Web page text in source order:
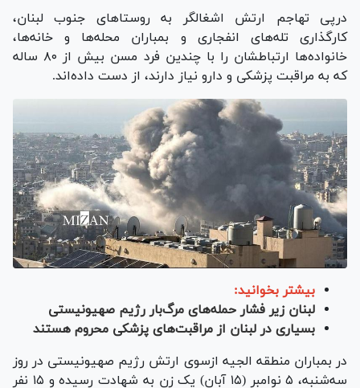
درپی تهاجم ارتش اشغالگر به روستا‌های جنوب لبنان،
کارگذاری تله‌های انفجاری و بمباران محله‌ها و خانه‌ها،
خانواده‌ها ارتباطشان را با چندین فرد مسن بیش از ۸۰ ساله
که به مراقبت پزشکی و دارو نیاز دارند، از دست داده‌اند.
بیشتر بخوانید:
لبنان زیر فشار حمله‌های مرگ‌بار رژیم صهیونیستی
بسیاری در لبنان از مراقبت‌های پزشکی محروم هستند
در بمباران منطقه الجیه ازسوی ارتش رژیم صهیونیستی در روز
سه‌شنبه، ۵ نوامبر (۱۵ آبان) یک زن به شهادت رسیده و ۱۵ نفر